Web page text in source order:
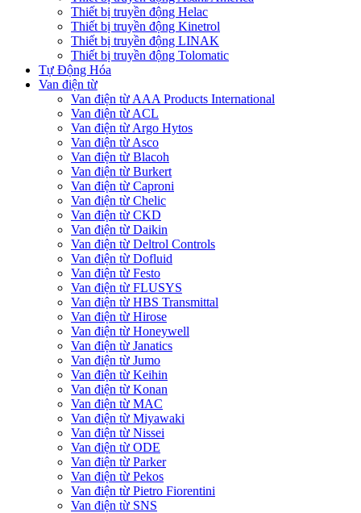
Thiết bị truyền động Helac
Thiết bị truyền động Kinetrol
Thiết bị truyền động LINAK
Thiết bị truyền động Tolomatic
Tự Động Hóa
Van điện từ
Van điện từ AAA Products International
Van điện từ ACL
Van điện từ Argo Hytos
Van điện từ Asco
Van điện từ Blacoh
Van điện từ Burkert
Van điện từ Caproni
Van điện từ Chelic
Van điện từ CKD
Van điện từ Daikin
Van điện từ Deltrol Controls
Van điện từ Dofluid
Van điện từ Festo
Van điện từ FLUSYS
Van điện từ HBS Transmittal
Van điện từ Hirose
Van điện từ Honeywell
Van điện từ Janatics
Van điện từ Jumo
Van điện từ Keihin
Van điện từ Konan
Van điện từ MAC
Van điện từ Miyawaki
Van điện từ Nissei
Van điện từ ODE
Van điện từ Parker
Van điện từ Pekos
Van điện từ Pietro Fiorentini
Van điện từ SNS